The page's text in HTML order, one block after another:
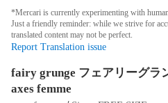
*Mercari is currently experimenting with
Just a friendly reminder: while we strive for
translated content may not be perfect.
Report Translation issue
fairy grunge フェアリーグ
axes femme